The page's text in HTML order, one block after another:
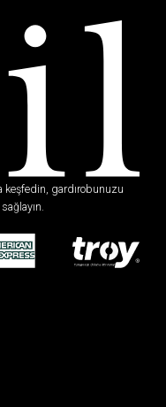
keşfedin, gardırobunuzu